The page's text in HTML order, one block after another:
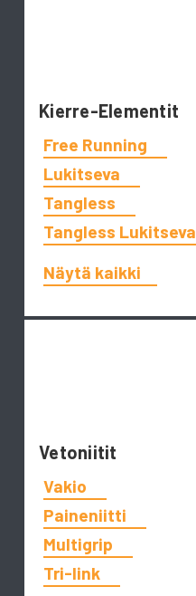
Kierre-Elementit
Free Running
Lukitseva
Tangless
Tangless Lukitseva
Näytä kaikki
Vetoniitit
Vakio
Paineniitti
Multigrip
Tri-link